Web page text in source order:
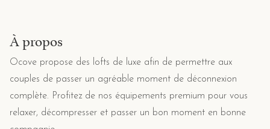
À propos
Ocove propose des lofts de luxe afin de permettre aux
couples de passer un agréable moment de déconnexion
complète. Profitez de nos équipements premium pour vous
relaxer, décompresser et passer un bon moment en bonne